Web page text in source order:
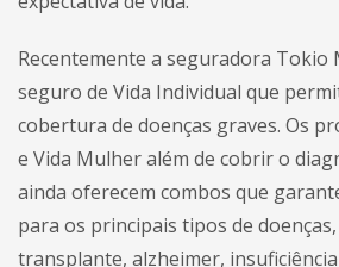
Recentemente a seguradora Tokio
seguro de Vida Individual que
cobertura de doenças graves. Os
e Vida Mulher além de cobrir o
ainda oferecem combos que
para os principais tipos de
transplante, alzheimer,